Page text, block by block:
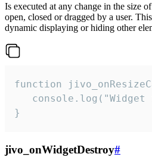
Is executed at any change in the size
open, closed or dragged by a user.
dynamic displaying or hiding other
function
console.log("Widget
}
jivo_onWidgetDestroy#